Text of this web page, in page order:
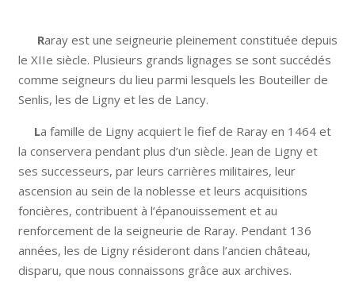
Raray est une seigneurie pleinement constituée depuis
le XIIe siècle. Plusieurs grands lignages se sont succédés
comme seigneurs du lieu parmi lesquels les Bouteiller de
Senlis, les de Ligny et les de Lancy.
La famille de Ligny acquiert le fief de Raray en 1464 et
la conservera pendant plus d’un siècle. Jean de Ligny et
ses successeurs, par leurs carrières militaires, leur
ascension au sein de la noblesse et leurs acquisitions
foncières, contribuent à l’épanouissement et au
renforcement de la seigneurie de Raray. Pendant 136
années, les de Ligny résideront dans l’ancien château,
disparu, que nous connaissons grâce aux archives.